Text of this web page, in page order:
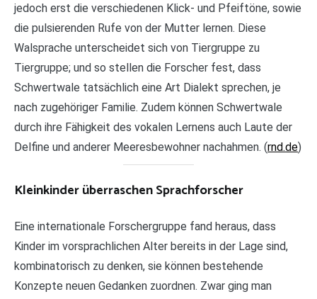
jedoch erst die verschiedenen Klick- und Pfeiftöne, sowie
die pulsierenden Rufe von der Mutter lernen. Diese
Walsprache unterscheidet sich von Tiergruppe zu
Tiergruppe; und so stellen die Forscher fest, dass
Schwertwale tatsächlich eine Art Dialekt sprechen, je
nach zugehöriger Familie. Zudem können Schwertwale
durch ihre Fähigkeit des vokalen Lernens auch Laute der
Delfine und anderer Meeresbewohner nachahmen. (rnd.de)
Kleinkinder überraschen Sprachforscher
Eine internationale Forschergruppe fand heraus, dass
Kinder im vorsprachlichen Alter bereits in der Lage sind,
kombinatorisch zu denken, sie können bestehende
Konzepte neuen Gedanken zuordnen. Zwar ging man